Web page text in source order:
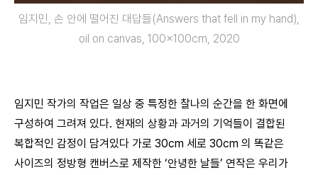
임지민, 손 안에 떨어진 대답들(Answers that fell in my hand),
oil on canvas, 100x100cm, 2020
임지민 작가의 작업은 일상 중 특정한 찰나의 순간을 한 화면에
구성하여 그려져 있다. 현재의 상황과 과거의 기억들이 결합된
복합적인 감정이 담겨있다 가로 30cm 세로 30cm 의 똑같은
사이즈의 정방형 캔버스로 제작한 ‘안녕한 날들’ 연작은 우리가